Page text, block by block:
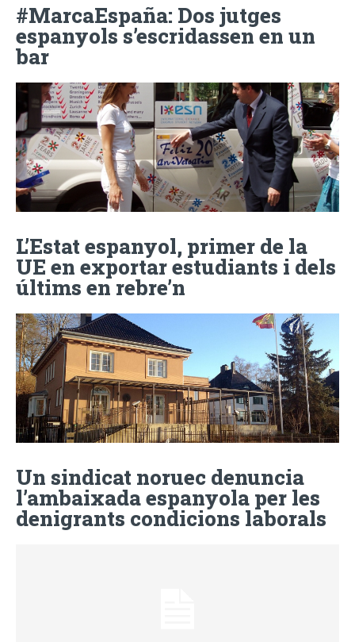
#MarcaEspaña: Dos jutges
espanyols s’escridassen en un
bar
L’Estat espanyol, primer de la
UE en exportar estudiants i dels
últims en rebre’n
Un sindicat noruec denuncia
l’ambaixada espanyola per les
denigrants condicions laborals